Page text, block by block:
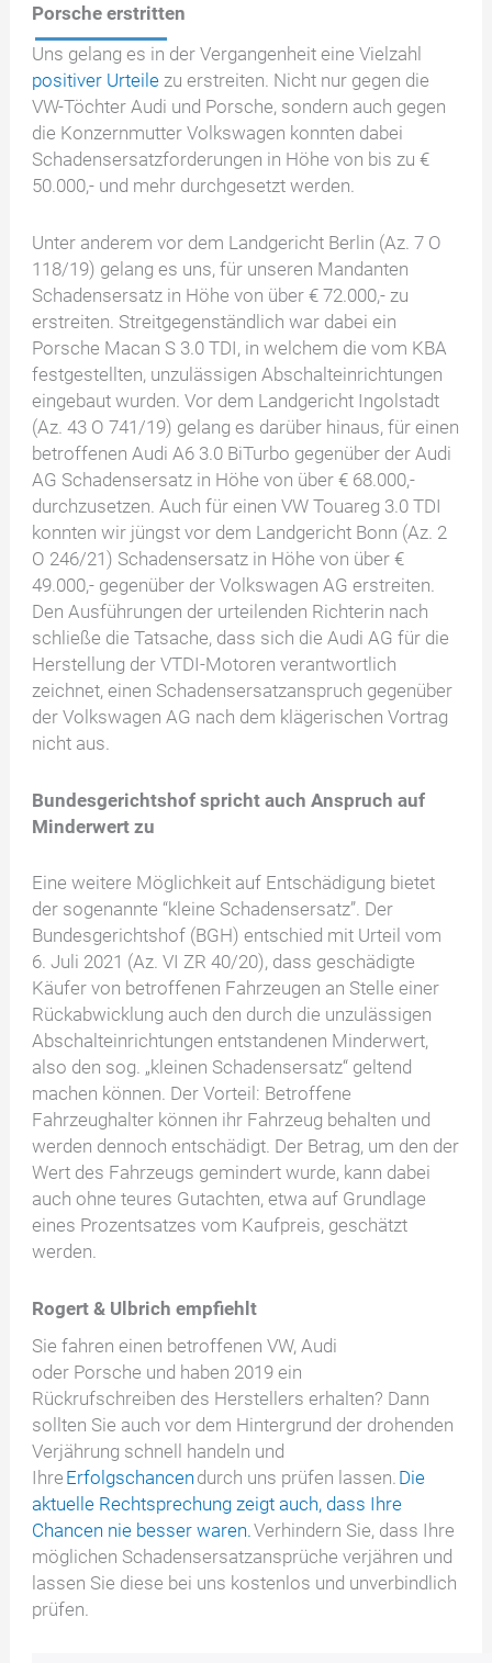
Porsche erstritten
Uns gelang es in der Vergangenheit eine Vielzahl
positiver Urteile zu erstreiten. Nicht nur gegen die
VW-Töchter Audi und Porsche, sondern auch gegen
die Konzernmutter Volkswagen konnten dabei
Schadensersatzforderungen in Höhe von bis zu €
50.000,- und mehr durchgesetzt werden.
Unter anderem vor dem Landgericht Berlin (Az. 7 O
118/19) gelang es uns, für unseren Mandanten
Schadensersatz in Höhe von über € 72.000,- zu
erstreiten. Streitgegenständlich war dabei ein
Porsche Macan S 3.0 TDI, in welchem die vom KBA
festgestellten, unzulässigen Abschalteinrichtungen
eingebaut wurden. Vor dem Landgericht Ingolstadt
(Az. 43 O 741/19) gelang es darüber hinaus, für einen
betroffenen Audi A6 3.0 BiTurbo gegenüber der Audi
AG Schadensersatz in Höhe von über € 68.000,-
durchzusetzen. Auch für einen VW Touareg 3.0 TDI
konnten wir jüngst vor dem Landgericht Bonn (Az. 2
O 246/21) Schadensersatz in Höhe von über €
49.000,- gegenüber der Volkswagen AG erstreiten.
Den Ausführungen der urteilenden Richterin nach
schließe die Tatsache, dass sich die Audi AG für die
Herstellung der VTDI-Motoren verantwortlich
zeichnet, einen Schadensersatzanspruch gegenüber
der Volkswagen AG nach dem klägerischen Vortrag
nicht aus.
Bundesgerichtshof spricht auch Anspruch auf
Minderwert zu
Eine weitere Möglichkeit auf Entschädigung bietet
der sogenannte “kleine Schadensersatz”. Der
Bundesgerichtshof (BGH) entschied mit Urteil vom
6. Juli 2021 (Az. VI ZR 40/20), dass geschädigte
Käufer von betroffenen Fahrzeugen an Stelle einer
Rückabwicklung auch den durch die unzulässigen
Abschalteinrichtungen entstandenen Minderwert,
also den sog. „kleinen Schadensersatz“ geltend
machen können. Der Vorteil: Betroffene
Fahrzeughalter können ihr Fahrzeug behalten und
werden dennoch entschädigt. Der Betrag, um den der
Wert des Fahrzeugs gemindert wurde, kann dabei
auch ohne teures Gutachten, etwa auf Grundlage
eines Prozentsatzes vom Kaufpreis, geschätzt
werden.
Rogert & Ulbrich empfiehlt
Sie fahren einen betroffenen VW, Audi
oder Porsche und haben 2019 ein
Rückrufschreiben des Herstellers erhalten? Dann
sollten Sie auch vor dem Hintergrund der drohenden
Verjährung schnell handeln und
Ihre Erfolgschancen durch uns prüfen lassen. Die
aktuelle Rechtsprechung zeigt auch, dass Ihre
Chancen nie besser waren.Verhindern Sie, dass Ihre
möglichen Schadensersatzansprüche verjähren und
lassen Sie diese bei uns kostenlos und unverbindlich
prüfen.